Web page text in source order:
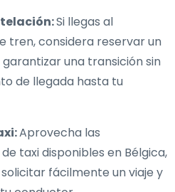
Si llegas al
tren, considera reservar un
una transición sin
de llegada hasta tu
Aprovecha las
taxi disponibles en Bélgica,
fácilmente un viaje y